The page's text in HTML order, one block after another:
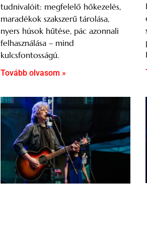
tudnivalóit: megfelelő hőkezelés,
maradékok szakszerű tárolása,
nyers húsok hűtése, pác azonnali
felhasználása – mind
kulcsfontosságú.
Tovább olvasom »